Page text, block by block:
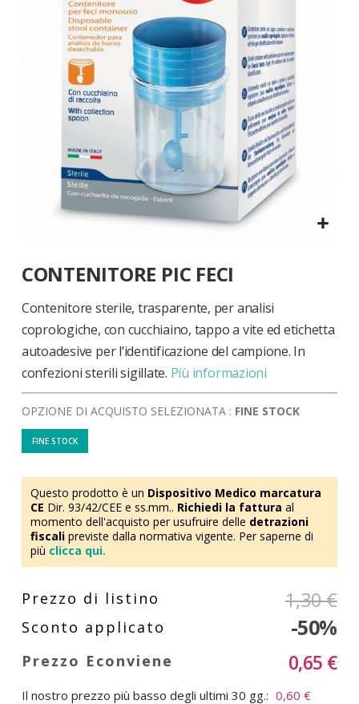
immagini
all'inizio
galleria
immagini
CONTENITORE PIC FECI
Contenitore sterile, trasparente, per analisi
coprologiche, con cucchiaino, tappo a vite ed etichetta
autoadesive per l’identificazione del campione. In
confezioni sterili sigillate. Più informazioni
OPZIONE DI ACQUISTO SELEZIONATA : FINE STOCK
FINE STOCK
Questo prodotto è un Dispositivo Medico marcatura
CE Dir. 93/42/CEE e ss.mm.. Richiedi la fattura al
momento dell'acquisto per usufruire delle detrazioni
fiscalipreviste dalla normativa vigente. Per saperne di
più clicca qui.
1,30 €
-50%
0,65 €
Il nostro prezzo più basso degli ultimi 30 gg.: 0,60 €